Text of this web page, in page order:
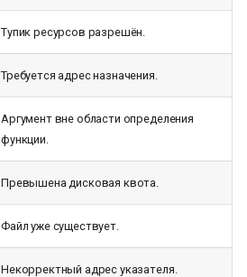
Тупик ресурсов разрешён.
Требуется адрес назначения.
Аргумент вне области определения
функции.
Превышена дисковая квота.
Файл уже существует.
Некорректный адрес указателя.